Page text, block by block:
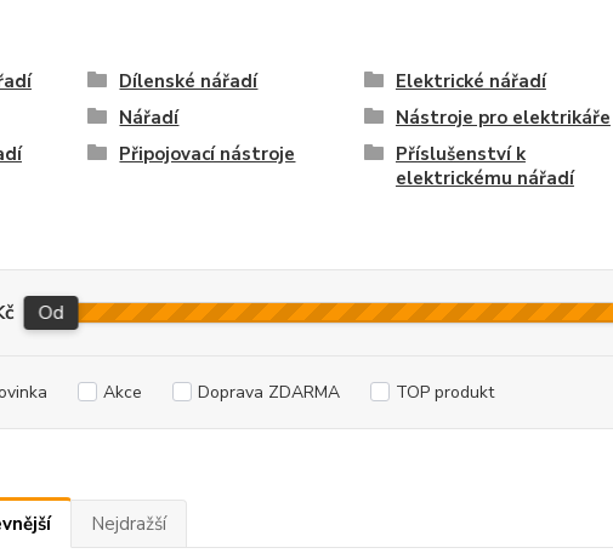
Dílenské nářadí Elektrické nářadí
Nářadí Nástroje pro elektrikáře
Připojovací nástroje
Příslušenství k
elektrickému nářadí
Od
Akce Doprava ZDARMA TOP produkt
Nejdražší